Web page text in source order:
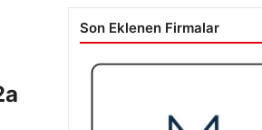
Son Eklenen Firmalar